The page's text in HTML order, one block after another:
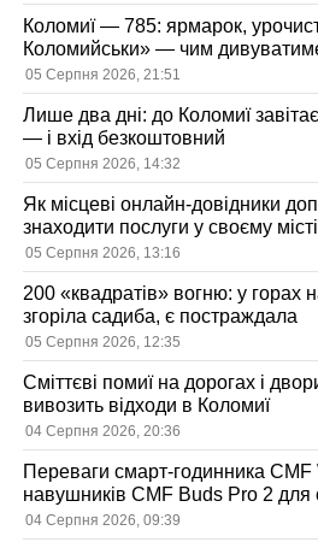
Коломиї — 785: ярмарок,
Коломийськи» — чим
05 Серпня 2026, 21:51
Лише два дні: до Коломиї
— і вхід безкоштовний
05 Серпня 2026, 14:32
Як місцеві онлайн-довідники
знаходити послуги у своєму місті
05 Серпня 2026, 13:16
200 «квадратів» вогню: у горах
згоріла садиба, є постраждала
05 Серпня 2026, 12:35
Сміттєві помиї на дорогах і
вивозить відходи в Коломиї
04 Серпня 2026, 20:36
Переваги смарт-годинника CMF
навушників CMF Buds Pro 2 для
користувачів
04 Серпня 2026, 09:39